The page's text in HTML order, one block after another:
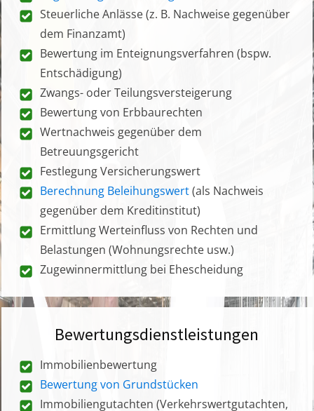
Steuerliche Anlässe (z. B. Nachweise gegenüber
dem Finanzamt)
Bewertung im Enteignungsverfahren (bspw.
Entschädigung)
Zwangs- oder Teilungsversteigerung
Bewertung von Erbbaurechten
Wertnachweis gegenüber dem
Betreuungsgericht
Festlegung Versicherungswert
Berechnung Beleihungswert(als Nachweis
gegenüber dem Kreditinstitut)
Ermittlung Werteinfluss von Rechten und
Belastungen (Wohnungsrechte usw.)
Zugewinnermittlung bei Ehescheidung
Bewertungsdienstleistungen
Immobilienbewertung
Bewertung von Grundstücken
Immobiliengutachten (Verkehrswertgutachten,